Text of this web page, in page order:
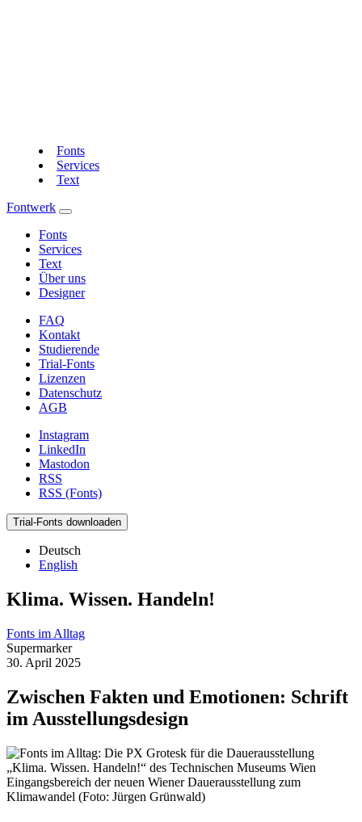
Fonts
Services
Text
Fontwerk
Fonts
Services
Text
Über uns
Designer
FAQ
Kontakt
Studierende
Trial-Fonts
Lizenzen
Datenschutz
AGB
Instagram
LinkedIn
Mastodon
RSS
RSS (Fonts)
Trial-Fonts downloaden
Deutsch
English
Klima. Wissen. Handeln!
Fonts im Alltag
Supermarker
30. April 2025
Zwischen Fakten und Emotionen: Schrift
im Ausstellungsdesign
Eingangsbereich der neuen Wiener Dauerausstellung zum
Klimawandel (Foto: Jürgen Grünwald)